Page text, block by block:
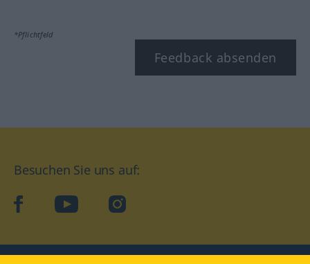
*Pflichtfeld
Feedback absenden
Besuchen Sie uns auf:
facebookYouTube Instagram